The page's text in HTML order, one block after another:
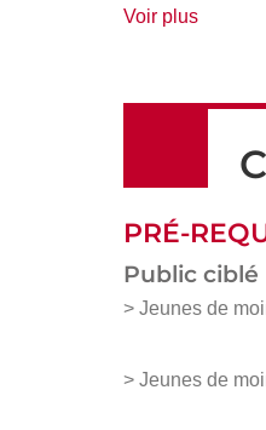
Voir plusde
PRÉ-
Public ciblé
> Jeunes de
> Jeunes de